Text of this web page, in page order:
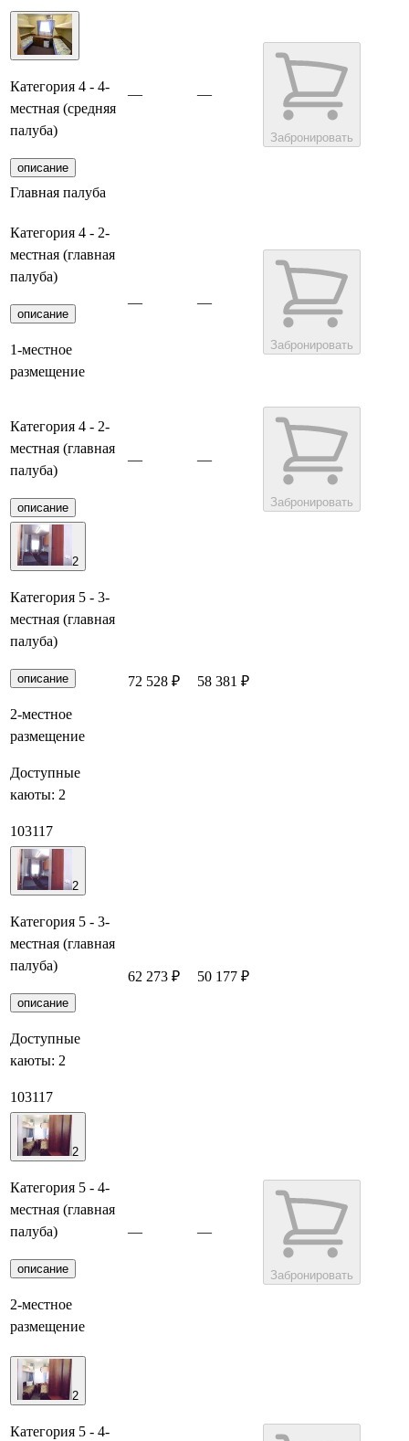
Категория 4 - 4-
местная (средняя
палуба)
описание
— —
Забронировать
Главная палуба
Категория 4 - 2-
местная (главная
палуба)
описание
1-местное
размещение
— —
Забронировать
Категория 4 - 2-
местная (главная
палуба)
описание
— —
Забронировать
2
Категория 5 - 3-
местная (главная
палуба)
описание
2-местное
размещение
Доступные
каюты: 2
103117
72 528 ₽ 58 381 ₽
2
Категория 5 - 3-
местная (главная
палуба)
описание
Доступные
каюты: 2
103117
62 273 ₽ 50 177 ₽
2
Категория 5 - 4-
местная (главная
палуба)
описание
2-местное
размещение
— —
Забронировать
2
Категория 5 - 4-